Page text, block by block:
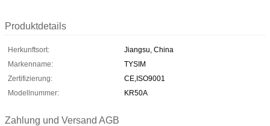
Produktdetails
Herkunftsort:
Jiangsu, China
Markenname:
TYSIM
Zertifizierung:
CE,ISO9001
Modellnummer:
KR50A
Zahlung und Versand AGB